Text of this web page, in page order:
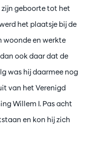
geboorte tot het
het plaatsje bij de
woonde en werkte
ook daar dat de
was hij daarmee nog
van het Verenigd
Willem I. Pas acht
en kon hij zich